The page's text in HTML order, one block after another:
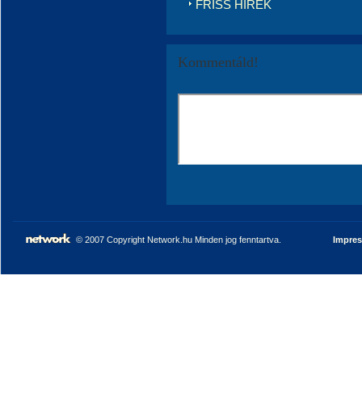
FRISS HIREK
Kommentáld!
© 2007 Copyright Network.hu Minden jog fenntartva.